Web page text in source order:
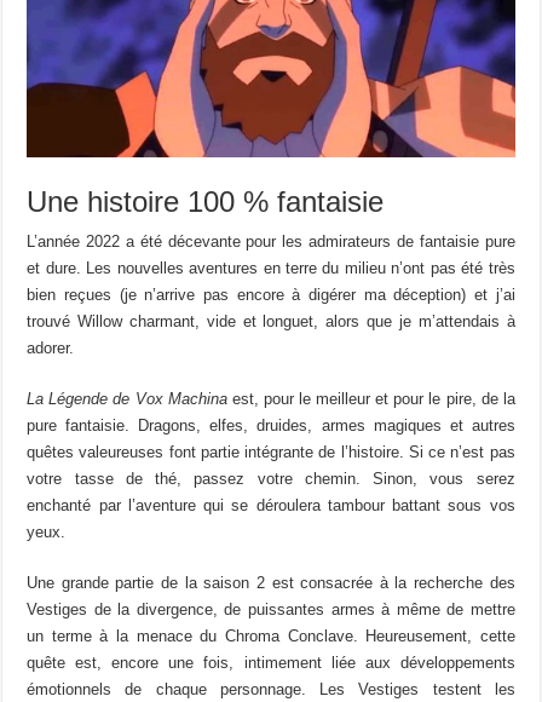
Une histoire 100 % fantaisie
L’année 2022 a été décevante pour les admirateurs de fantaisie pure
et dure. Les nouvelles aventures en terre du milieu n’ont pas été très
bien reçues (je n’arrive pas encore à digérer ma déception) et j’ai
trouvé Willow charmant, vide et longuet, alors que je m’attendais à
adorer.
La Légende de Vox Machinaest, pour le meilleur et pour le pire, de la
pure fantaisie. Dragons, elfes, druides, armes magiques et autres
quêtes valeureuses font partie intégrante de l’histoire. Si ce n’est pas
votre tasse de thé, passez votre chemin. Sinon, vous serez
enchanté par l’aventure qui se déroulera tambour battant sous vos
yeux.
Une grande partie de la saison 2 est consacrée à la recherche des
Vestiges de la divergence, de puissantes armes à même de mettre
un terme à la menace du Chroma Conclave. Heureusement, cette
quête est, encore une fois, intimement liée aux développements
émotionnels de chaque personnage. Les Vestiges testent les